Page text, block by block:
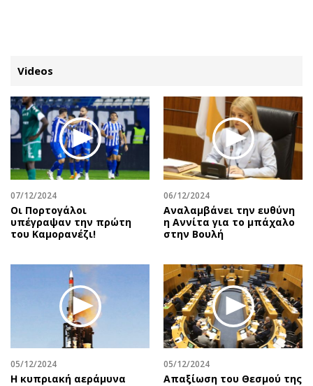
ΚΑΤΗΓΟΡΙΕΣ ΣΥΝΔΕΣΗ
Κύπρος
Παιδεία
Υγεία
Πολιτική
Βουλευτικές 2026
Προεδρικές 2023
Δημοσκοπήσεις
Διπλωματία
Αθλητισμός
Κύπρος
Ελλάδα
Απόψεις
Αρθρογραφία
The Hill
Υγεία
Αγγελίες
Πωλούνται
Ζητούν εργασία
Θέσεις εργασίας
Geek
Νέα
Κινητά-tablets
Videos
07/12/2024
Οι Πορτογάλοι
υπέγραψαν την πρώτη
του Καμορανέζι!
06/12/2024
Αναλαμβάνει την ευθύνη
η Αννίτα για το μπάχαλο
στην Βουλή
05/12/2024
Η κυπριακή αεράμυνα
05/12/2024
Απαξίωση του Θεσμού της